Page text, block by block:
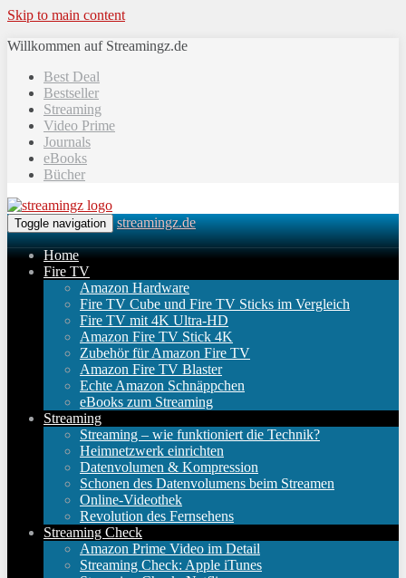
Skip to main content
Willkommen auf Streamingz.de
Best Deal
Bestseller
Streaming
Video Prime
Journals
eBooks
Bücher
Toggle navigation streamingz.de
Home
Fire TV
Amazon Hardware
Fire TV Cube und Fire TV Sticks im Vergleich
Fire TV mit 4K Ultra-HD
Amazon Fire TV Stick 4K
Zubehör für Amazon Fire TV
Amazon Fire TV Blaster
Echte Amazon Schnäppchen
eBooks zum Streaming
Streaming
Streaming – wie funktioniert die Technik?
Heimnetzwerk einrichten
Datenvolumen & Kompression
Schonen des Datenvolumens beim Streamen
Online-Videothek
Revolution des Fernsehens
Streaming Check
Amazon Prime Video im Detail
Streaming Check: Apple iTunes